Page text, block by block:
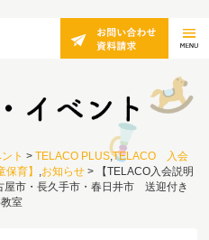
ト > TELACO PLUS,TELACO 入会
育】 ,お知らせ >
【TELACO入会説明
市・長久手市・春日井市 送迎付き
室